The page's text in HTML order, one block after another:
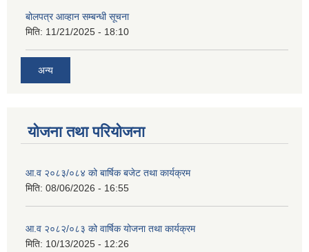
बोलपत्र आव्हान सम्बन्धी सूचना
मिति: 11/21/2025 - 18:10
अन्य
योजना तथा परियोजना
आ.व २०८३/०८४ को बार्षिक बजेट तथा कार्यक्रम
मिति: 08/06/2026 - 16:55
आ.व २०८२/०८३ को वार्षिक योजना तथा कार्यक्रम
मिति: 10/13/2025 - 12:26